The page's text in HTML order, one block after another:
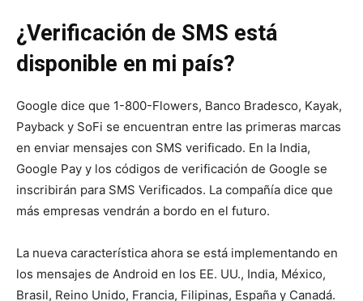
¿Verificación de SMS está
disponible en mi país?
Google dice que 1-800-Flowers, Banco Bradesco, Kayak,
Payback y SoFi se encuentran entre las primeras marcas
en enviar mensajes con SMS verificado. En la India,
Google Pay y los códigos de verificación de Google se
inscribirán para SMS Verificados. La compañía dice que
más empresas vendrán a bordo en el futuro.
La nueva característica ahora se está implementando en
los mensajes de Android en los EE. UU., India, México,
Brasil, Reino Unido, Francia, Filipinas, España y Canadá.